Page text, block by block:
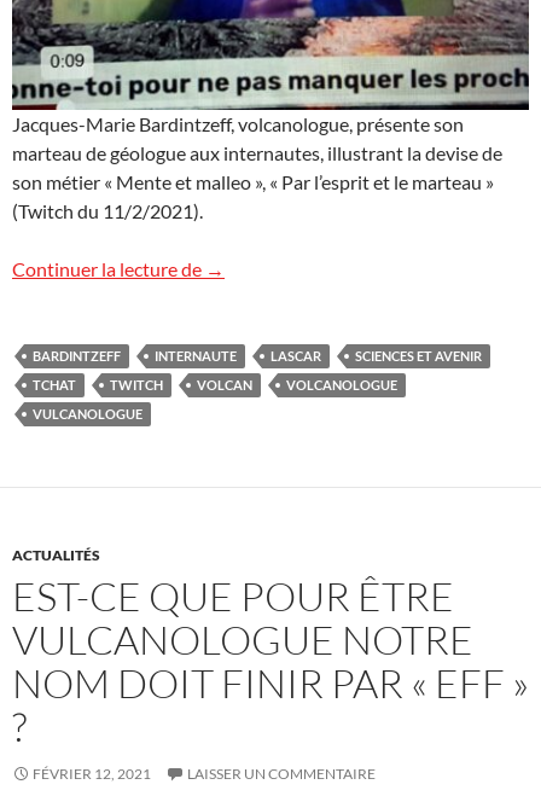
Jacques-Marie Bardintzeff, volcanologue, présente son
marteau de géologue aux internautes, illustrant la devise de
son métier « Mente et malleo », « Par l’esprit et le marteau »
(Twitch du 11/2/2021).
Continuer la lecture de Revoir le « Twitch Volcans »
→
BARDINTZEFF INTERNAUTE LASCAR
SCIENCES ET AVENIR
TCHAT
TWITCH VOLCAN
VOLCANOLOGUE
VULCANOLOGUE
ACTUALITÉS
EST-CE QUE POUR ÊTRE
VULCANOLOGUE NOTRE
NOM DOIT FINIR PAR « EFF »
?
FÉVRIER 12, 2021 LAISSER UN COMMENTAIRE